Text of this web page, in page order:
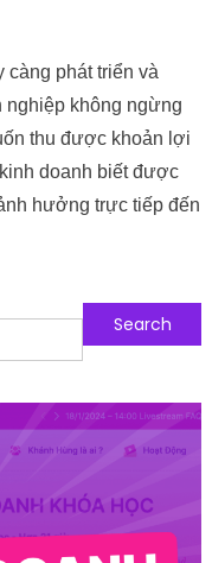
càng phát triển và
nghiệp không ngừng
thu được khoản lợi
doanh biết được
hưởng trực tiếp đến